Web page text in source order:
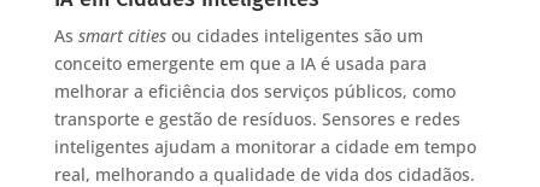
As smart citiesou cidades inteligentes são um
conceito emergente em que a IA é usada para
melhorar a eficiência dos serviços públicos, como
transporte e gestão de resíduos. Sensores e redes
inteligentes ajudam a monitorar a cidade em tempo
real, melhorando a qualidade de vida dos cidadãos.